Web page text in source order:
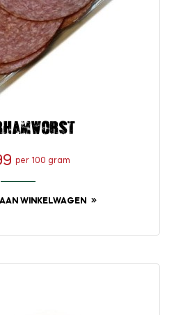
Prijs
per 100 gram
WINKELWAGEN